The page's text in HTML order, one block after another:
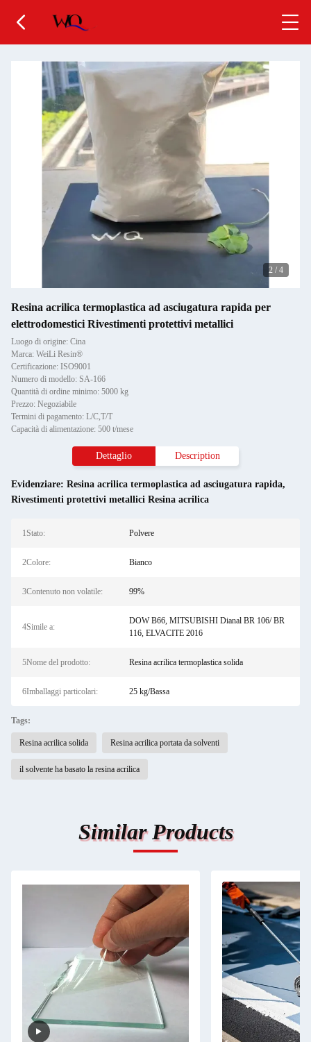
2 / 4
Resina acrilica termoplastica ad asciugatura rapida per
elettrodomestici Rivestimenti protettivi metallici
Luogo di origine: Cina
Marca: WeiLi Resin®
Certificazione: ISO9001
Numero di modello: SA-166
Quantità di ordine minimo: 5000 kg
Prezzo: Negoziabile
Termini di pagamento: L/C,T/T
Capacità di alimentazione: 500 t/mese
Dettaglio Description
Evidenziare: Resina acrilica termoplastica ad asciugatura rapida,
Rivestimenti protettivi metallici Resina acrilica
1Stato: Polvere
2Colore: Bianco
3Contenuto non volatile: 99%
4Simile a:
DOW B66, MITSUBISHI Dianal BR 106/ BR
116, ELVACITE 2016
5Nome del prodotto: Resina acrilica termoplastica solida
6Imballaggi particolari: 25 kg/Bassa
Tags:
Resina acrilica solida Resina acrilica portata da solventi
il solvente ha basato la resina acrilica
Similar Products